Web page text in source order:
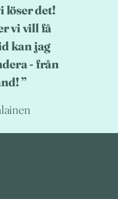
löser det!
vi vill få
kan jag
- från